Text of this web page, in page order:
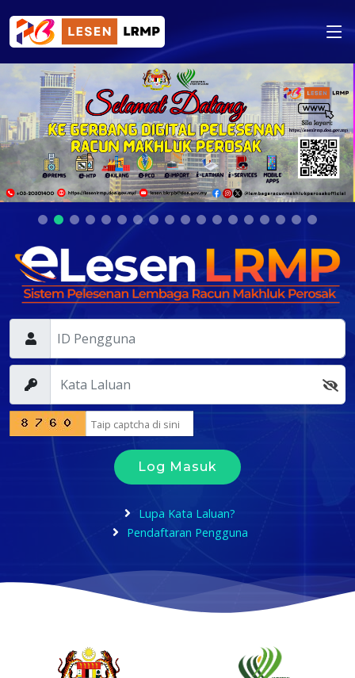
Log Masuk
Lupa Kata Laluan?
Pendaftaran Pengguna